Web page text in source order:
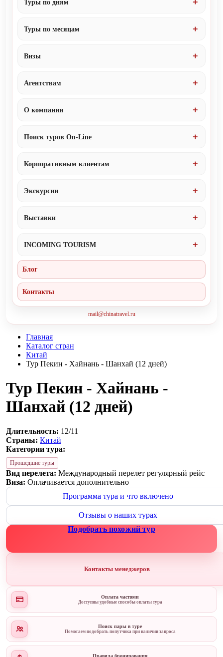
Туры по дням
Туры по месяцам
Визы
Агентствам
О компании
Поиск туров On-Line
Корпоративным клиентам
Экскурсии
Выставки
INCOMING TOURISM
Блог
Контакты
mail@chinatravel.ru
Главная
Каталог стран
Китай
Тур Пекин - Хайнань - Шанхай (12 дней)
Тур Пекин - Хайнань -
Шанхай (12 дней)
Длительность: 12/11
Страны: Китай
Категории тура:
Прошедшие туры
Вид перелета: Международный перелет регулярный рейс
Виза: Оплачивается дополнительно
Программа тура и что включено
Отзывы о наших турах
Подобрать похожий тур
Контакты менеджеров
Оплата частями
Доступны удобные способы оплаты тура
Поиск пары в туре
Помогаем подобрать попутчика при наличии запроса